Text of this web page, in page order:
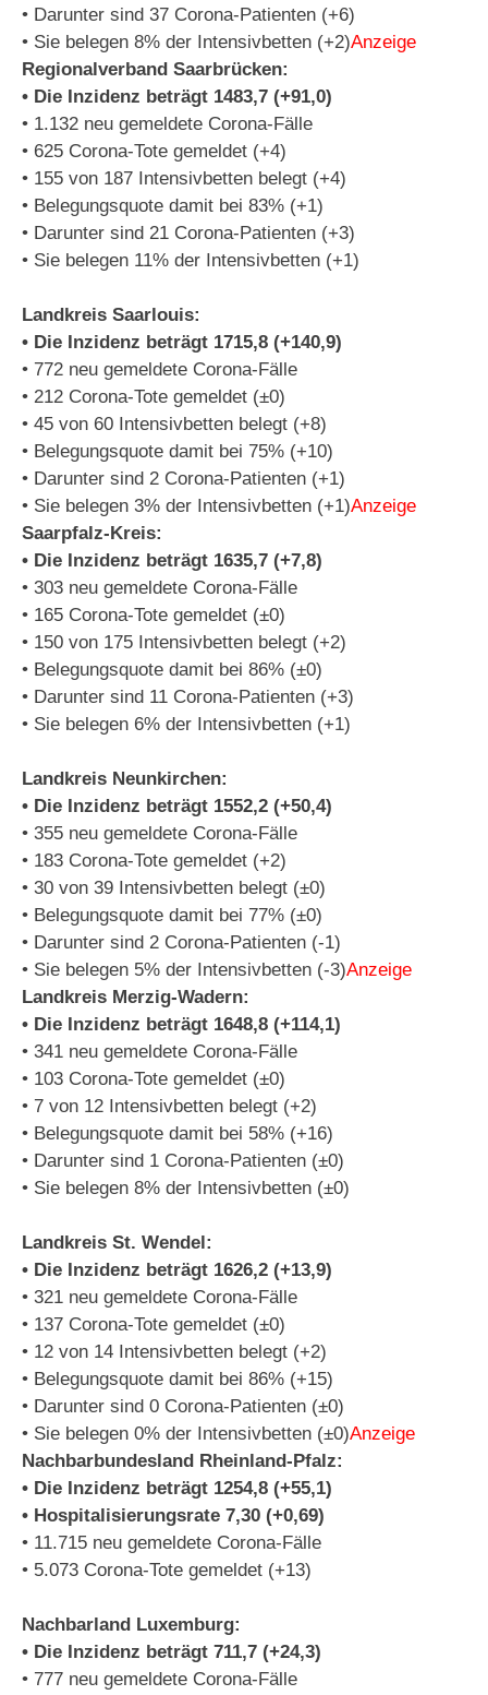
• Darunter sind 37 Corona-Patienten (+6)
• Sie belegen 8% der Intensivbetten (+2)Anzeige
Regionalverband Saarbrücken:
• Die Inzidenz beträgt 1483,7 (+91,0)
• 1.132 neu gemeldete Corona-Fälle
• 625 Corona-Tote gemeldet (+4)
• 155 von 187 Intensivbetten belegt (+4)
• Belegungsquote damit bei 83% (+1)
• Darunter sind 21 Corona-Patienten (+3)
• Sie belegen 11% der Intensivbetten (+1)
Landkreis Saarlouis:
• Die Inzidenz beträgt 1715,8 (+140,9)
• 772 neu gemeldete Corona-Fälle
• 212 Corona-Tote gemeldet (±0)
• 45 von 60 Intensivbetten belegt (+8)
• Belegungsquote damit bei 75% (+10)
• Darunter sind 2 Corona-Patienten (+1)
• Sie belegen 3% der Intensivbetten (+1)Anzeige
Saarpfalz-Kreis:
• Die Inzidenz beträgt 1635,7 (+7,8)
• 303 neu gemeldete Corona-Fälle
• 165 Corona-Tote gemeldet (±0)
• 150 von 175 Intensivbetten belegt (+2)
• Belegungsquote damit bei 86% (±0)
• Darunter sind 11 Corona-Patienten (+3)
• Sie belegen 6% der Intensivbetten (+1)
Landkreis Neunkirchen:
• Die Inzidenz beträgt 1552,2 (+50,4)
• 355 neu gemeldete Corona-Fälle
• 183 Corona-Tote gemeldet (+2)
• 30 von 39 Intensivbetten belegt (±0)
• Belegungsquote damit bei 77% (±0)
• Darunter sind 2 Corona-Patienten (-1)
• Sie belegen 5% der Intensivbetten (-3)Anzeige
Landkreis Merzig-Wadern:
• Die Inzidenz beträgt 1648,8 (+114,1)
• 341 neu gemeldete Corona-Fälle
• 103 Corona-Tote gemeldet (±0)
• 7 von 12 Intensivbetten belegt (+2)
• Belegungsquote damit bei 58% (+16)
• Darunter sind 1 Corona-Patienten (±0)
• Sie belegen 8% der Intensivbetten (±0)
Landkreis St. Wendel:
• Die Inzidenz beträgt 1626,2 (+13,9)
• 321 neu gemeldete Corona-Fälle
• 137 Corona-Tote gemeldet (±0)
• 12 von 14 Intensivbetten belegt (+2)
• Belegungsquote damit bei 86% (+15)
• Darunter sind 0 Corona-Patienten (±0)
• Sie belegen 0% der Intensivbetten (±0)Anzeige
Nachbarbundesland Rheinland-Pfalz:
• Die Inzidenz beträgt 1254,8 (+55,1)
• Hospitalisierungsrate 7,30 (+0,69)
• 11.715 neu gemeldete Corona-Fälle
• 5.073 Corona-Tote gemeldet (+13)
Nachbarland Luxemburg:
• Die Inzidenz beträgt 711,7 (+24,3)
• 777 neu gemeldete Corona-Fälle